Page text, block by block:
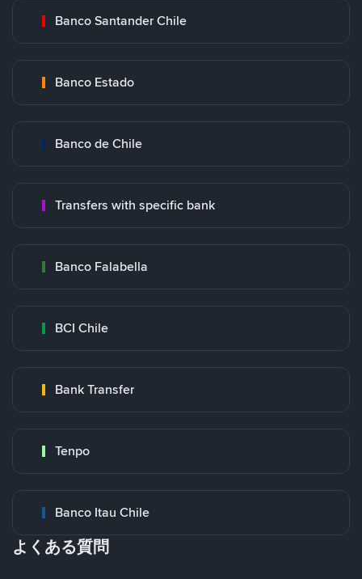
Banco Santander Chile
Banco Estado
Banco de Chile
Transfers with specific bank
Banco Falabella
BCI Chile
Bank Transfer
Tenpo
Banco Itau Chile
よくある質問